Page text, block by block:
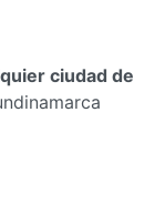
ciudad de